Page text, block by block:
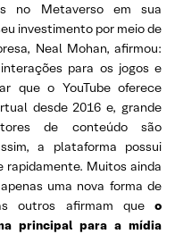
no Metaverso em sua
investimento por meio de
Neal Mohan, afirmou:
para os jogos e
que o YouTube oferece
desde 2016 e, grande
de conteúdo são
a plataforma possui
Muitos ainda
uma nova forma de
outros afirmam que o
principal para a mídia